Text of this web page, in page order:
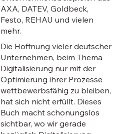
AXA, DATEV, Goldbeck,
Festo, REHAU und vielen
mehr.
Die Hoffnung vieler deutscher
Unternehmen, beim Thema
Digitalisierung nur mit der
Optimierung ihrer Prozesse
wettbewerbsfähig zu bleiben,
hat sich nicht erfüllt. Dieses
Buch macht schonungslos
sichtbar, wo wir gerade